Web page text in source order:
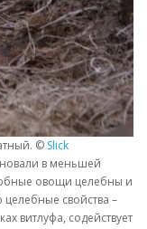
© Slick
в меньшей
овощи целебны и
свойства –
витлуфа, содействует